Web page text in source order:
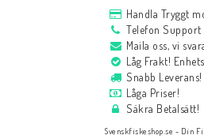
Handla Tryggt
Telefon
Maila oss, vi
Låg Frakt!
Snabb Leverans!
Låga Priser!
Säkra Betalsätt!
Svenskfiskeshop.se - Din